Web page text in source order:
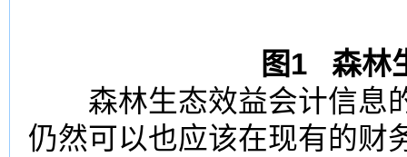
图1 森林
森林生态效益会计信息
仍然可以也应该在现有的财